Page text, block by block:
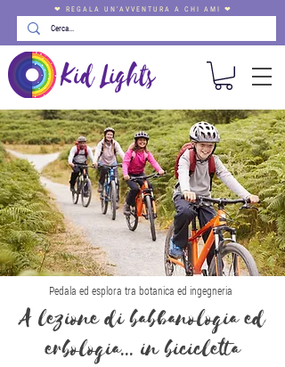
❤ REGALA UN'AVVENTURA A CHI AMI ❤
Pedala ed esplora tra botanica ed ingegneria
A lezione di babbanologia ed
erbologia... in bicicletta